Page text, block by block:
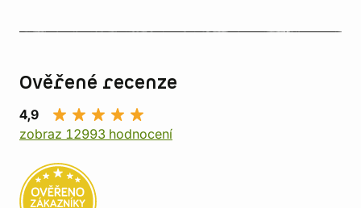
Ověřené recenze
4,9
zobraz 12993 hodnocení